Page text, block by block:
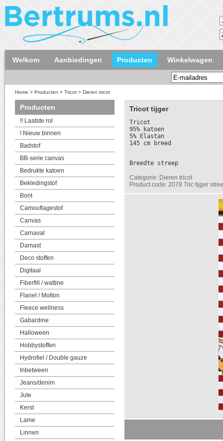
Welkom Aanbiedingen Producten Winkelwagen
Home > Producten > Tricot > Dieren tricot
Producten
!! Laatste rol
! Nieuw binnen
Badstof
BB-serie canvas
Bedrukte katoen
Bekledingstof
Bont
Camouflagestof
Canvas
Carnaval
Damast
Deco stoffen
Digitaal
Fiberfill / wattine
Flanel / Molton
Fleece wellness
Gabardine
Halloween
Hobbystoffen
Hydrofiel / Double gauze
Inbetween
Jeans/denim
Jute
Kerst
Lame
Linnen
Tricot tijger
Tricot
95% katoen
5% Elastan
145 cm breed
Breedte streep
Categorie: Dieren tricot
Product code: 2078 Tric tijger